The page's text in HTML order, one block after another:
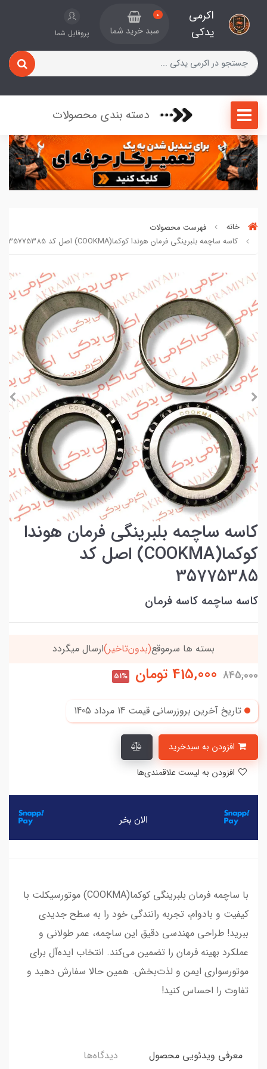
اکرمی
یدکی
0
سبد خرید شما پروفایل شما
دسته بندی محصولات
خانه
فهرست محصولات
کاسه ساچمه بلبرینگی فرمان هوندا کوکما(COOKMA) اصل کد 35775385
کاسه ساچمه بلبرینگی فرمان هوندا
کوکما(COOKMA) اصل کد
35775385
کاسه ساچمه کاسه فرمان
ارسال میگردد خریدتو به5میلیون
845,000
415,000 تومان 51%
تاریخ آخرین بروزرسانی قیمت 14 مرداد 1405
با ساچمه فرمان بلبرینگی کوکما(COOKMA) موتورسیکلت با
کیفیت و بادوام، تجربه رانندگی خود را به سطح جدیدی
ببرید! طراحی مهندسی دقیق این ساچمه، عمر طولانی و
عملکرد بهینه فرمان را تضمین می‌کند. انتخاب ایده‌آل برای
موتورسواری ایمن و لذت‌بخش. همین حالا سفارش دهید و
تفاوت را احساس کنید!
معرفی ویدئویی محصول دیدگاه‌ها